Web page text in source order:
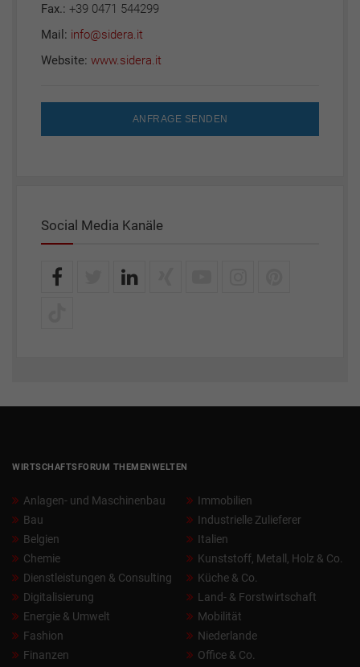
Fax.: +39 0471 544299
Mail: info@sidera.it
Website: www.sidera.it
ANFRAGE SENDEN
Social Media Kanäle
WIRTSCHAFTSFORUM THEMENWELTEN
Anlagen- und Maschinenbau
Bau
Belgien
Chemie
Dienstleistungen & Consulting
Digitalisierung
Energie & Umwelt
Fashion
Finanzen
Immobilien
Industrielle Zulieferer
Italien
Kunststoff, Metall, Holz & Co.
Küche & Co.
Land- & Forstwirtschaft
Mobilität
Niederlande
Office & Co.